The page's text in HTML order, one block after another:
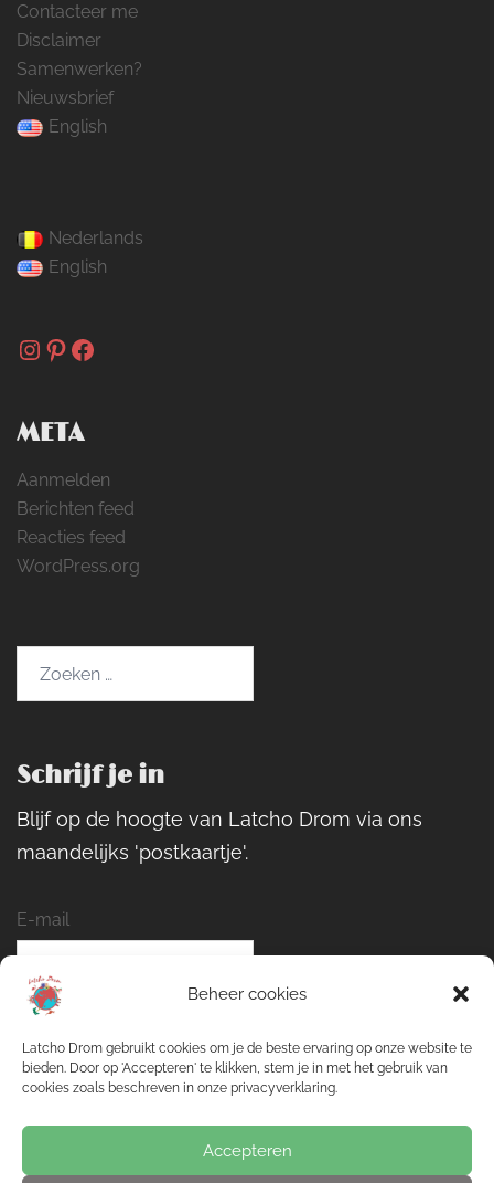
Beheer cookies
Latcho Drom gebruikt cookies om je de beste ervaring op onze website te
bieden. Door op 'Accepteren' te klikken, stem je in met het gebruik van
cookies zoals beschreven in onze privacyverklaring.
Accepteren
Contacteer me
Disclaimer
Samenwerken?
Nieuwsbrief
English
Nederlands
English
Instagram
Pinterest
Facebook
META
Aanmelden
Berichten feed
Reacties feed
WordPress.org
Schrijf je in
Blijf op de hoogte van Latcho Drom via ons
maandelijks 'postkaartje'.
E-mail
Naam